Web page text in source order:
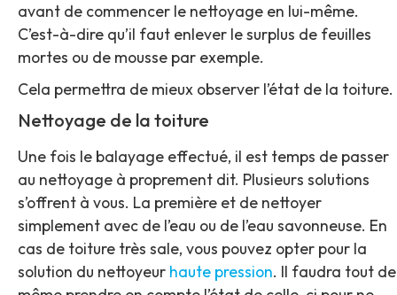
avant de commencer le nettoyage en lui-même.
C’est-à-dire qu’il faut enlever le surplus de feuilles
mortes ou de mousse par exemple.
Cela permettra de mieux observer l’état de la toiture.
Nettoyage de la toiture
Une fois le balayage effectué, il est temps de passer
au nettoyage à proprement dit. Plusieurs solutions
s’offrent à vous. La première et de nettoyer
simplement avec de l’eau ou de l’eau savonneuse. En
cas de toiture très sale, vous pouvez opter pour la
solution du nettoyeur haute pression. Il faudra tout de